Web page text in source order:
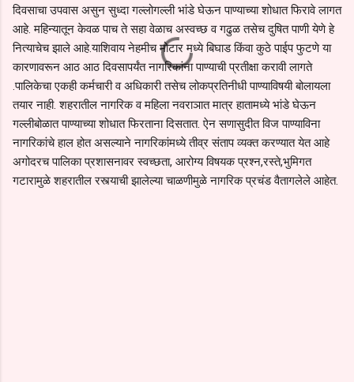
दिवसाचा उपवास असुन सुध्दा गल्लोगल्ली भांडे घेऊन पाण्याच्या शोधात फिरावे लागत
आहे. महिन्यातून केवळ पाच ते सहा वेळाच अस्वच्छ व गढुळ तसेच दुषित पाणी येणे हे
नित्याचेच झाले आहे.याशिवाय नेहमीच मोटार मध्ये बिघाड किंवा कुठे पाईप फुटणे या
कारणावरून आठ आठ दिवसापर्यंत नागरिकांना पाण्याची प्रतीक्षा करावी लागते
.पालिकेचा एकही कर्मचारी व अधिकारी तसेच लोकप्रतिनीधी पाण्याविषयी बोलायला
तयार नाही. शहरातील नागरिक व महिला नवराञात मात्र हातामध्ये भांडे घेऊन
गल्लीबोळात पाण्याच्या शोधात फिरताना दिसतात. ऐन सणासुदीत विज पाण्याविना
नागरिकांचे हाल होत असल्याने नागरिकांमध्ये तीव्र संताप व्यक्त करण्यात येत आहे
अगोदरच पालिका प्रशासनावर स्वच्छता, आरोग्य विषयक प्रश्न,रस्ते,भुमिगत
गटारामुळे शहरातील रस्त्याची झालेल्या चाळणीमुळे नागरिक प्रचंड वैतागलेले आहेत.